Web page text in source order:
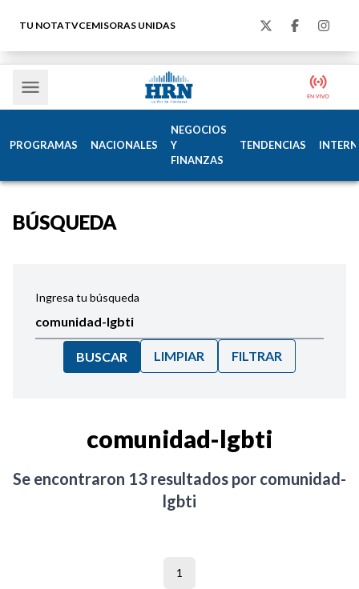
TU NOTATVCEMISORAS UNIDAS
PROGRAMAS NACIONALES
NEGOCIOS
Y
FINANZAS
TENDENCIAS
BÚSQUEDA
Ingresa tu búsqueda
BUSCAR LIMPIAR FILTRAR
comunidad-lgbti
Se encontraron 13 resultados por comunidad-
lgbti
1